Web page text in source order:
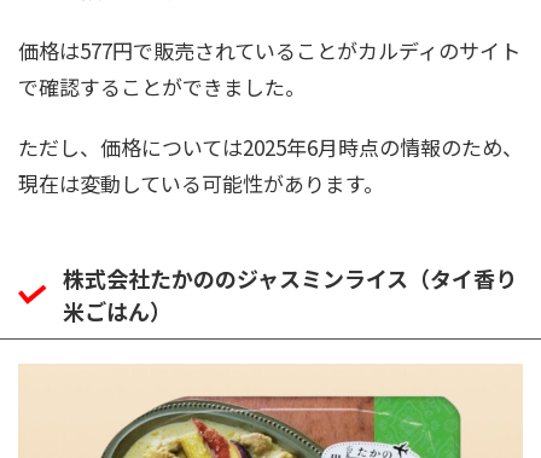
価格は577円で販売されていることがカルディのサイト
で確認することができました。
ただし、価格については2025年6月時点の情報のため、
現在は変動している可能性があります。
株式会社たかののジャスミンライス（タイ香り
米ごはん）